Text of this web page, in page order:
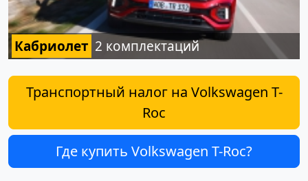
Кабриолет 2 комплектаций
Транспортный налог на Volkswagen T-
Roc
Где купить Volkswagen T-Roc?